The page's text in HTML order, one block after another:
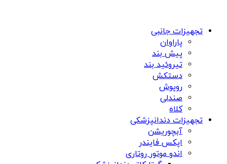
تجهیزات جانبی
پاراوان
پیش بند
تیروئید بند
دستکش
روپوش
صندلی
کلاه
تجهیزات دندانپزشکی
آبچوریشن
اپکس فایندر
اندو موتور روتاری